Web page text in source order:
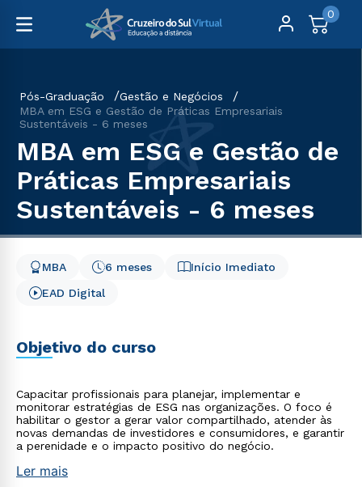
0
Pós-Graduação
Gestão e Negócios
MBA em ESG e Gestão de Práticas Empresariais
Sustentáveis - 6 meses
MBA em ESG e Gestão de
Práticas Empresariais
Sustentáveis - 6 meses
Início Imediato
6 meses
MBA
EAD Digital
Objetivo do curso
Capacitar profissionais para planejar, implementar e
monitorar estratégias de ESG nas organizações. O foco é
habilitar o gestor a gerar valor compartilhado, atender às
novas demandas de investidores e consumidores, e garantir
a perenidade e o impacto positivo do negócio.
Ler mais